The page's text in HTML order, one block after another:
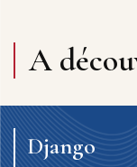
A
Django